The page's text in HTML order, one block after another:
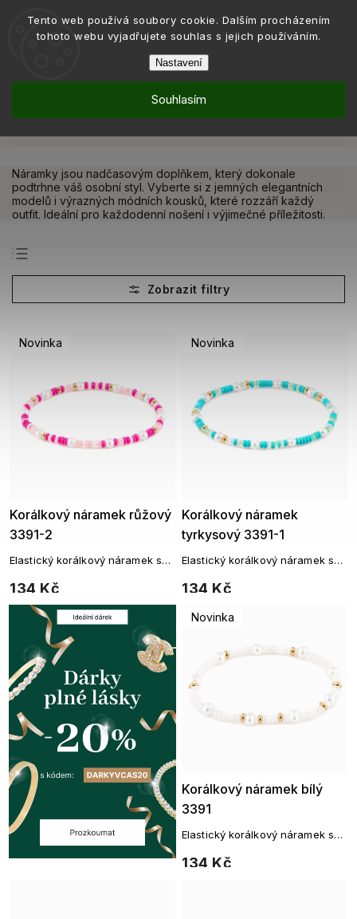
Tento web používá soubory cookie. Dalším procházením
tohoto webu vyjadřujete souhlas s jejich používáním.
Nastavení
Souhlasím
/
Náramky jsou nadčasovým doplňkem, který dokonale
podtrhne váš osobní styl. Vyberte si z jemných elegantních
modelů i výrazných módních kousků, které rozzáří každý
outfit. Ideální pro každodenní nošení i výjimečné příležitosti.
Nejprodávanější
Nejlevnější
Novinka
Korálkový náramek růžový
3391-2
134 Kč
Elastický korálkový náramek s
Novinka
Korálkový náramek
tyrkysový 3391-1
134 Kč
Elastický korálkový náramek s
Novinka
Korálkový náramek bílý
3391
134 Kč
Elastický korálkový náramek s